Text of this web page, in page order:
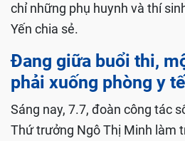
chỉ những phụ huynh và thí
Yến chia sẻ.
Đang giữa buổi thi,
phải xuống phòng y
Sáng nay, 7.7, đoàn công tác
Thứ trưởng Ngô Thị Minh làm